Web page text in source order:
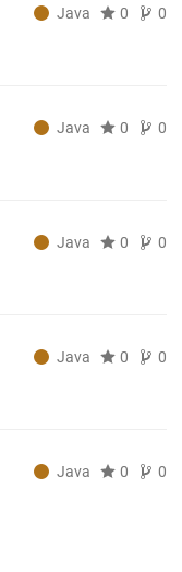
Java 0 0
Java 0 0
Java 0 0
Java 0 0
Java 0 0